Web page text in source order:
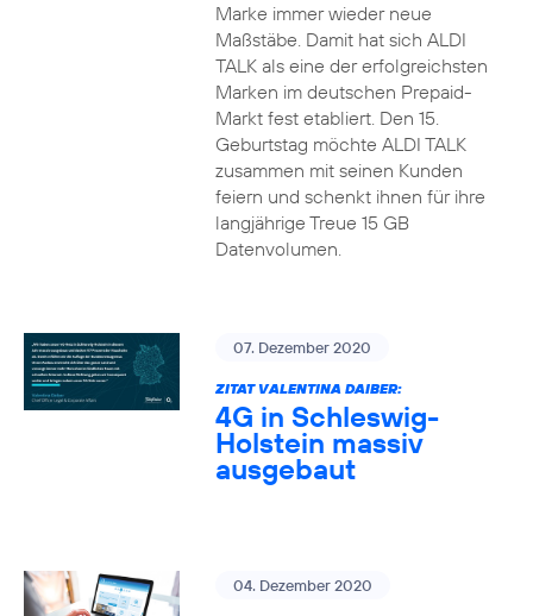
Marke immer wieder neue
Maßstäbe. Damit hat sich ALDI
TALK als eine der erfolgreichsten
Marken im deutschen Prepaid-
Markt fest etabliert. Den 15.
Geburtstag möchte ALDI TALK
zusammen mit seinen Kunden
feiern und schenkt ihnen für ihre
langjährige Treue 15 GB
Datenvolumen.
07. Dezember 2020
ZITAT VALENTINA DAIBER:
4G in Schleswig-
Holstein massiv
ausgebaut
04. Dezember 2020